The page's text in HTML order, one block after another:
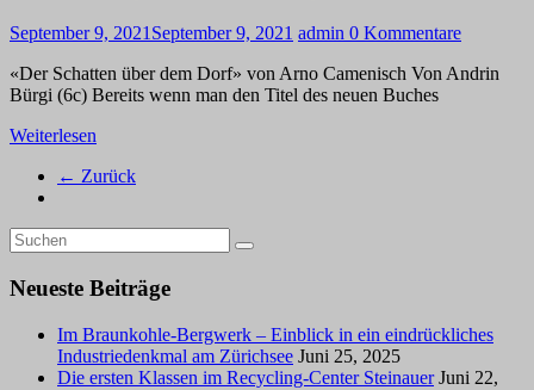
September 9, 2021September 9, 2021 admin 0 Kommentare
«Der Schatten über dem Dorf» von Arno Camenisch Von Andrin
Bürgi (6c) Bereits wenn man den Titel des neuen Buches
Weiterlesen
← Zurück
Neueste Beiträge
Im Braunkohle-Bergwerk – Einblick in ein eindrückliches
Industriedenkmal am Zürichsee Juni 25, 2025
Die ersten Klassen im Recycling-Center Steinauer Juni 22,